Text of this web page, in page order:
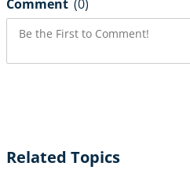
Comment (0)
Related Topics